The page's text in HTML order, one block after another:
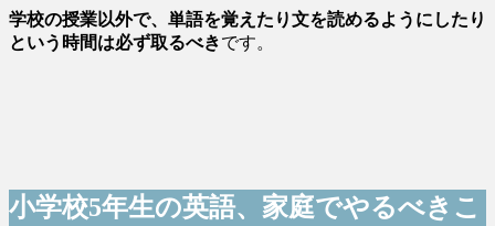
学校の授業以外で、単語を覚えたり文を読めるようにしたり
という時間は必ず取るべきです。
小学校5年生の英語、家庭でやるべきこ